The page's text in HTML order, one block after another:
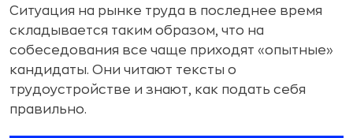
Ситуация на рынке труда в последнее время
складывается таким образом, что на
собеседования все чаще приходят «опытные»
кандидаты. Они читают тексты о
трудоустройстве и знают, как подать себя
правильно.